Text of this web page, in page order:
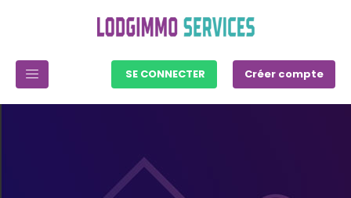
SE CONNECTER Créer compte